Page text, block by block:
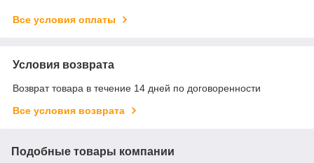
Все условия оплаты
Условия возврата
Возврат товара в течение 14 дней по договоренности
Все условия возврата
Подобные товары компании